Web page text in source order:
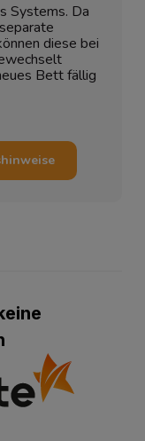
Systems. Da
diese bei
Bett fällig